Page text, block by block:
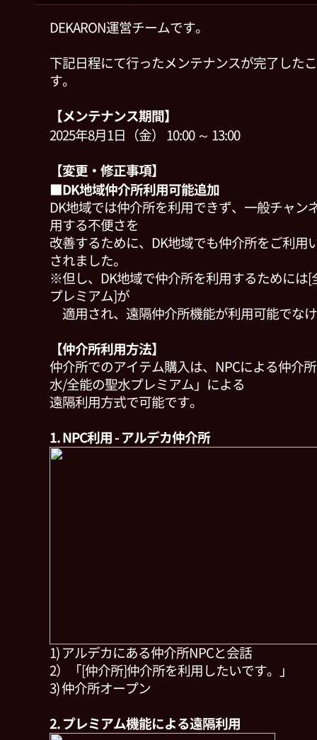
DEKARON運営チームです。
下記日程にて行ったメンテナンスが完了した
す。
【メンテナンス期間】
2025年8月1日（金） 10:00 ～ 13:00
【変更・修正事項】
■DK地域仲介所利用可能追加
DK地域では仲介所を利用できず、一般チャン
用する不便さを
改善するために、DK地域でも仲介所をご利用
されました。
※但し、DK地域で仲介所を利用するためには[
プレミアム]が
適用され、遠隔仲介所機能が利用可能でな
【仲介所利用方法】
仲介所でのアイテム購入は、NPCによる仲介
水/全能の聖水プレミアム」による
遠隔利用方式で可能です。
1. NPC利用 - アルデカ仲介所
1) アルデカにある仲介所NPCと会話
2）「[仲介所]仲介所を利用したいです。」
3) 仲介所オープン
2. プレミアム機能による遠隔利用